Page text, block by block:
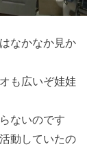
なかなか見か
も広いぞ娃娃
ないのです
動していたの